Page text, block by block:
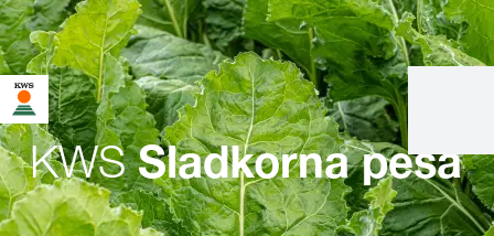
KWSSladkorna pesa